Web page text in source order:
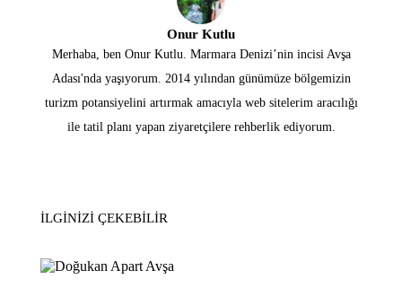
Onur Kutlu
Merhaba, ben Onur Kutlu. Marmara Denizi’nin incisi Avşa
Adası'nda yaşıyorum. 2014 yılından günümüze bölgemizin
turizm potansiyelini artırmak amacıyla web sitelerim aracılığı
ile tatil planı yapan ziyaretçilere rehberlik ediyorum.
İLGINIZI ÇEKEBILIR